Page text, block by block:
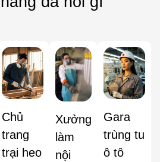
Chủ
trang
trại heo
Xưởng
làm
nội
Gara
trùng tu
ô tô